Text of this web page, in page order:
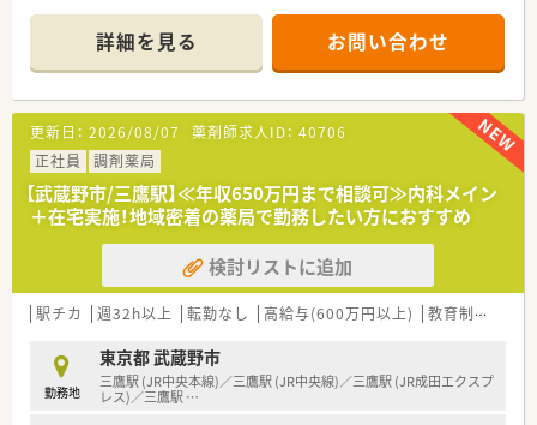
科をはじめとした総合科目を幅広く扱っています。
■常勤薬剤師6名、非常勤薬剤師6名、事務員5名の計17名体制
で、余裕を持って業務にあたれます。
【募集背景と求める人物像について】
■今回の募集は、処方箋枚数増加に伴う増員募集であり、組織体
制を強化することが目的です。
■20代から30代半ばの若手薬剤師を歓迎しており、調剤未経験
者も応募可能です。
■経験よりも人柄を重視しており、責任感を持って業務に取り組
める方を求めています。
【やりがい/おすすめポイント】
■かかりつけや在宅業務のノルマが一切設定されていないため、
■処方箋1枚あたりの単価が全国平均より高く、重い疾患の処方
箋も扱うため、専門性の高いスキルが身につきます。
■転居を伴う異動がなく、住み慣れた地域で腰を据えて長く働き
詳細を見る お問い合わせ
更新日： 2026/08/07 薬剤師求人ID： 40706
正社員
調剤薬局
【武蔵野市/三鷹駅】≪年収650万円まで相談可≫内科メイン
＋在宅実施！地域密着の薬局で勤務したい方におすすめ
検討リストに追加
駅チカ 週32h以上 転勤なし 高給与(600万円以上) 教育制度あり
勤務地
東京都 武蔵野市
三鷹駅 (JR中央本線)／三鷹駅 (JR中央線)／三鷹駅 (JR成田エクスプ
レス)／三鷹駅 …